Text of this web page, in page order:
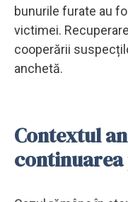
bunurile furate au
victimei.
cooperării
anchetă.
Contextul